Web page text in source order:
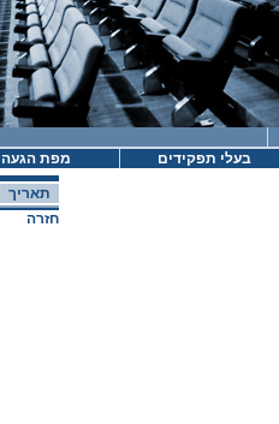
מפת הגעה בעלי תפקידים
תאריך
חזרה